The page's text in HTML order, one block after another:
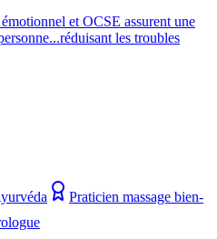
et OCSE assurent une
les troubles
Praticien massage bien-